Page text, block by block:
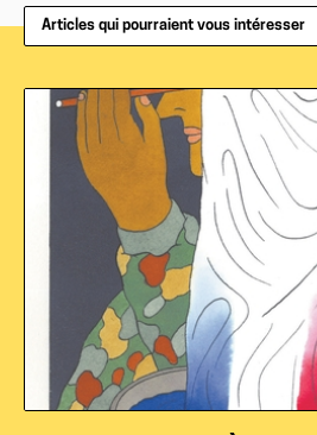
Articles qui pourraient vous intéresser